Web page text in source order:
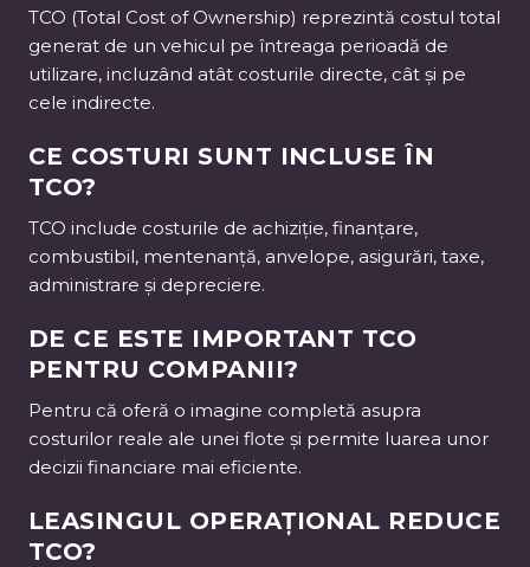
TCO (Total Cost of Ownership) reprezintă costul total
generat de un vehicul pe întreaga perioadă de
utilizare, incluzând atât costurile directe, cât și pe
cele indirecte.
CE COSTURI SUNT INCLUSE ÎN
TCO?
TCO include costurile de achiziție, finanțare,
combustibil, mentenanță, anvelope, asigurări, taxe,
administrare și depreciere.
DE CE ESTE IMPORTANT TCO
PENTRU COMPANII?
Pentru că oferă o imagine completă asupra
costurilor reale ale unei flote și permite luarea unor
decizii financiare mai eficiente.
LEASINGUL OPERAȚIONAL REDUCE
TCO?